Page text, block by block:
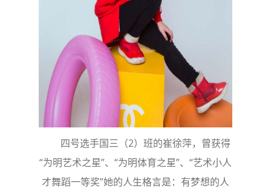
四号选手国三（2）班的崔徐萍，曾获得
“为明艺术之星”、“为明体育之星”、“艺术小人
才舞蹈一等奖”她的人生格言是：有梦想的人